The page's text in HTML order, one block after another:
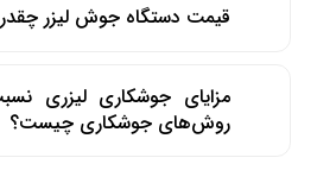
قیمت دستگاه جوش لیزر
مزایای جوشکاری لیزری
روش‌های جوشکاری چیست؟